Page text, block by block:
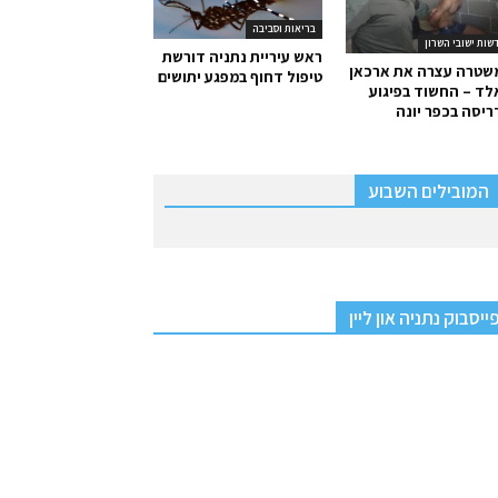
בריאות וסביבה
ראש עיריית נתניה דורשת
טיפול דחוף במפגע יתושים
ישובי השרון
עצרה את ארכאן
– החשוד בפיגוע
בכפר יונה
המובילים השבוע
פייסבוק נתניה און ליין